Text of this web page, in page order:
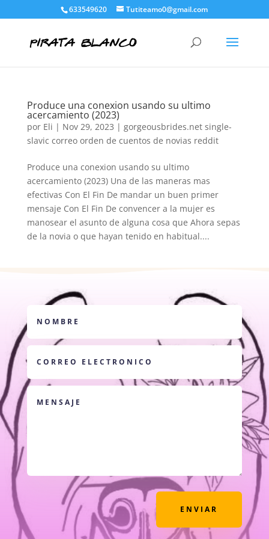
633549620 Tutiteamo0@gmail.com
Produce una conexion usando su ultimo
acercamiento (2023)
por Eli | Nov 29, 2023 | gorgeousbrides.net single-
slavic correo orden de cuentos de novias reddit
Produce una conexion usando su ultimo
acercamiento (2023) Una de las maneras mas
efectivas Con El Fin De mandar un buen primer
mensaje Con El Fin De convencer a la mujer es
manosear el asunto de alguna cosa que Ahora sepas
de la novia o que hayan tenido en habitual....
ENVIAR